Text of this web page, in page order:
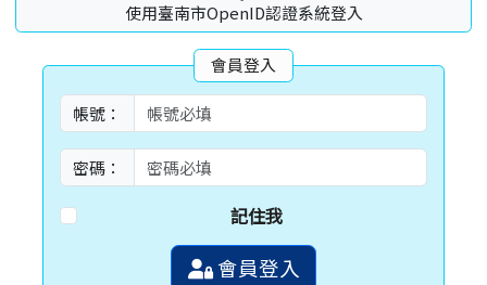
使用臺南市OpenID認證系統登入
會員登入
帳號：
密碼：
記住我
會員登入